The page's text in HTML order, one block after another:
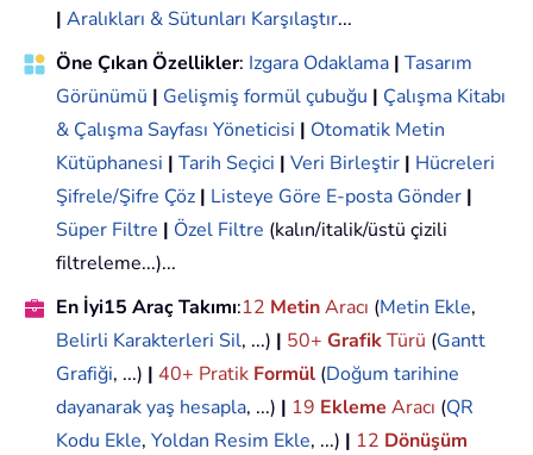
| Aralıkları & Sütunları Karşılaştır...
Öne Çıkan Özellikler: Izgara Odaklama | Tasarım
Görünümü | Gelişmiş formül çubuğu | Çalışma Kitabı
& Çalışma Sayfası Yöneticisi | Otomatik Metin
Kütüphanesi | Tarih Seçici | Veri Birleştir | Hücreleri
Şifrele/Şifre Çöz | Listeye Göre E-posta Gönder |
Süper Filtre | Özel Filtre (kalın/italik/üstü çizili
filtreleme...)...
En İyi15 Araç Takımı:12 MetinAracı (Metin Ekle,
Belirli Karakterleri Sil, ...) | 50+ GrafikTürü (Gantt
Grafiği, ...) | 40+ Pratik Formül (Doğum tarihine
dayanarak yaş hesapla, ...) | 19 Ekleme Aracı (QR
Kodu Ekle, Yoldan Resim Ekle, ...) | 12 Dönüşüm